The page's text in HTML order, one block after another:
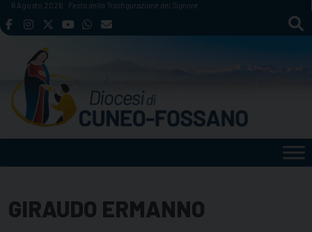
Skip
to
6 Agosto 2026 Festa della Trasfigurazione del Signore
GIRAUDO ERMANNO